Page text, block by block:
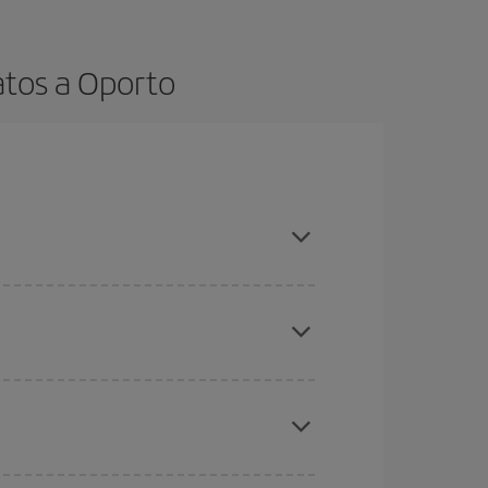
a Oporto
el vuelo más barato.